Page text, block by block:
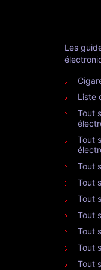
Les
Liste
Tout
Tout
Tout
Tout
Tout
Tout
Tout
Tout
Tout